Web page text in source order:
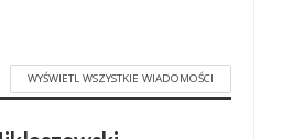
WYŚWIETL WSZYSTKIE WIADOMOŚCI